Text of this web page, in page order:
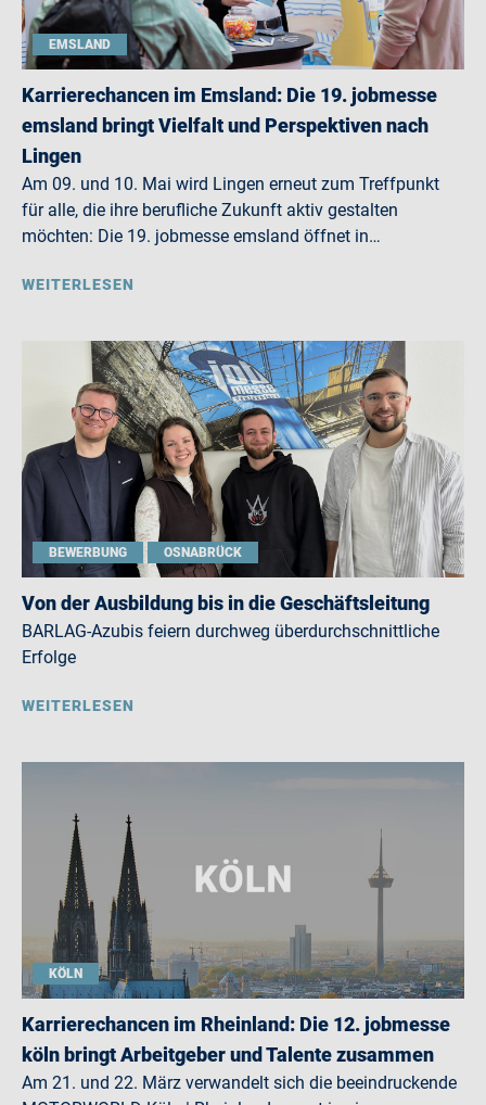
EMSLAND
Karrierechancen im Emsland: Die 19. jobmesse
emsland bringt Vielfalt und Perspektiven nach
Lingen
Am 09. und 10. Mai wird Lingen erneut zum Treffpunkt
für alle, die ihre berufliche Zukunft aktiv gestalten
möchten: Die 19. jobmesse emsland öffnet in…
WEITERLESEN
BEWERBUNG OSNABRÜCK
Von der Ausbildung bis in die Geschäftsleitung
BARLAG-Azubis feiern durchweg überdurchschnittliche
Erfolge
WEITERLESEN
KÖLN
Karrierechancen im Rheinland: Die 12. jobmesse
köln bringt Arbeitgeber und Talente zusammen
Am 21. und 22. März verwandelt sich die beeindruckende